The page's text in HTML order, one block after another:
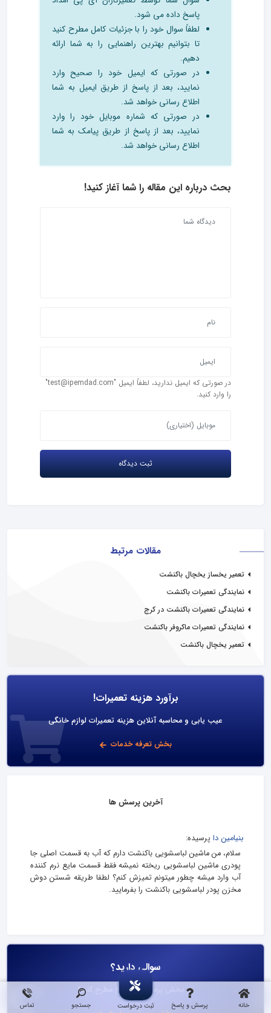
خانه پرسش و پاسخ ثبت درخواست جستجو تماس
مقالات مرتبط
تعمیر یخساز یخچال باکنشت
نمایندگی تعمیرات باکنشت
نمایندگی تعمیرات باکنشت در کرج
نمایندگی تعمیرات ماکروفر باکنشت
تعمیر یخچال باکنشت
برآورد هزینه تعمیرات!
عیب یابی و محاسبه آنلاین هزینه تعمیرات لوازم خانگی
بخش تعرفه خدمات
پاسخ داده می شود.
لطفاً سوال خود را با جزئیات کامل مطرح کنید
تا بتوانیم بهترین راهنمایی را به شما ارائه
دهیم.
در صورتی که ایمیل خود را صحیح وارد
نمایید، بعد از پاسخ از طریق ایمیل به شما
اطلاع رسانی خواهد شد.
در صورتی که شماره موبایل خود را وارد
نمایید، بعد از پاسخ از طریق پیامک به شما
اطلاع رسانی خواهد شد.
بحث درباره این مقاله را شما آغاز کنید!
در صورتی که ایمیل ندارید، لطفاً ایمیل "test@ipemdad.com"
را وارد کنید.
آخرین پرسش ها
بنیامین دا پرسیده:
سلام، من ماشین لباسشویی باکنشت دارم که آب به قسمت اصلی جا
پودری ماشین لباسشویی ریخته نمیشه فقط قسمت مایع نرم کننده
آب وارد میشه چطور میتونم تمیزش کنم؟ لطفا طریقه شستن دوش
مخزن پودر لباسشویی باکنشت را بفرمایید.
سوالی دارید؟
در بخش پرسش و پاسخ مطرح کنید!